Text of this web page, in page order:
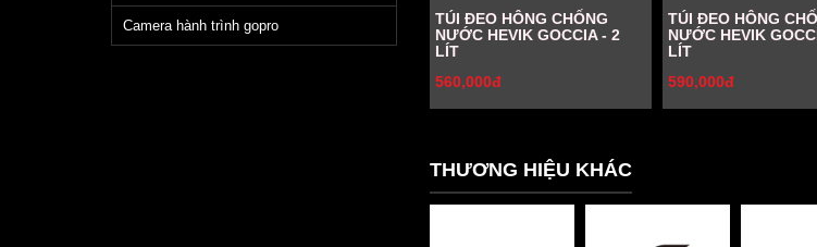
TÚI ĐEO HÔNG CHỐNG
NƯỚC HEVIK GOCCIA - 2
LÍT
560,000đ
TÚI ĐEO HÔNG
NƯỚC HEVIK
LÍT
590,000đ
THƯƠNG HIỆU KHÁC
Camera hành trình gopro